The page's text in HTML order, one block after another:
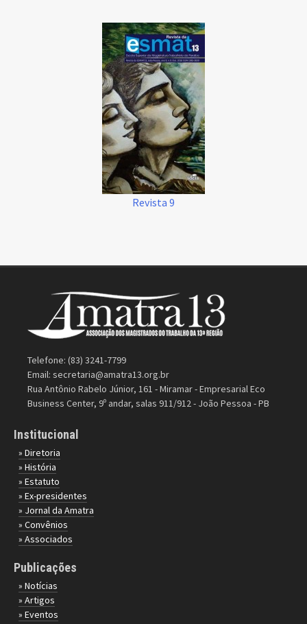
Revista 9
Telefone: (83) 3241-7799
Email: secretaria@amatra13.org.br
Rua Antônio Rabelo Júnior, 161 - Miramar - Empresarial Eco
Business Center, 9º andar, salas 911/912 - João Pessoa - PB
Institucional
» Diretoria
» História
» Estatuto
» Ex-presidentes
» Jornal da Amatra
» Convênios
» Associados
Publicações
» Notícias
» Artigos
» Eventos